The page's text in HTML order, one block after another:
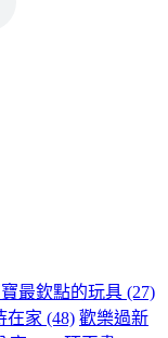
最欽點的玩具 (27)
在家 (48) 歡樂過新